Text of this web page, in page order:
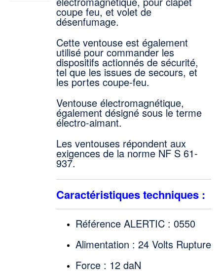
coupe feu, et volet de
désenfumage.
Cette ventouse est également
utilisé pour commander les
dispositifs actionnés de sécurité,
tel que les issues de secours, et
les portes coupe-feu.
Ventouse électromagnétique,
également désigné sous le terme
électro-aimant.
Les ventouses répondent aux
exigences de la norme NF S 61-
937.
Caractéristiques techniques :
Référence ALERTIC : 0550
Alimentation : 24 Volts Rupture
Force : 12 daN